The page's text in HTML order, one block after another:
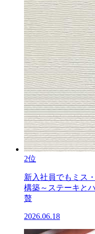
2位
新入社員でもミス
構築～ステーキと
贅
2026.06.18